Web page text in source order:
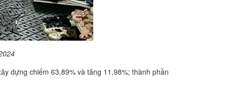
dựng chiếm 63,89% và tăng 11,98%; thành phần